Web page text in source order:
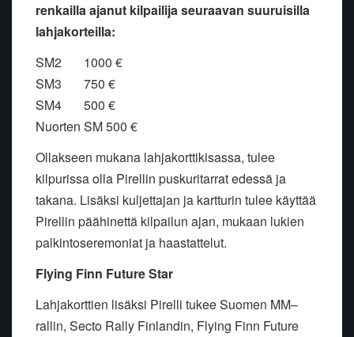
renkailla ajanut kilpailija seuraavan suuruisilla
lahjakorteilla:
SM2 1000 €
SM3 750 €
SM4 500 €
Nuorten SM 500 €
Ollakseen mukana lahjakorttikisassa, tulee
kilpurissa olla Pirellin puskuritarrat edessä ja
takana. Lisäksi kuljettajan ja kartturin tulee käyttää
Pirellin päähinettä kilpailun ajan, mukaan lukien
palkintoseremoniat ja haastattelut.
Flying Finn Future Star
Lahjakorttien lisäksi Pirelli tukee Suomen MM–
rallin, Secto Rally Finlandin, Flying Finn Future